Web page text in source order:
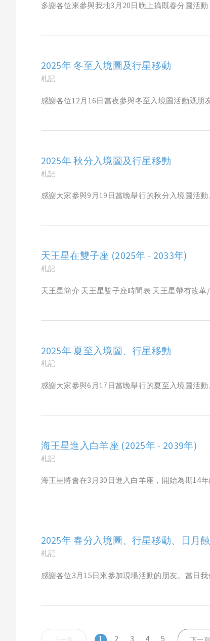
多謝各位來參與我地3月20日晚上搞既春分圖活
2025年 冬至入境圖及行星移動
札記
感謝各位12月16日當夜參與冬至入境圖活動既朋
2025年 秋分入境圖及行星移動
札記
感謝大家參與9月19日當晚舉行的秋分入境圖活
天王星在雙子座 (2025年 - 2033年)
札記
天王星簡介 天王星雙子座時間表 天王星帶有改
2025年 夏至入境圖、行星移動
札記
感謝大家參與6月17日當晚舉行的夏至入境圖活
海王星進入白羊座 (2025年 - 2039年)
札記
海王星將會在3月30日進入白羊座，開始為期14
2025年 春分入境圖、行星移動、日月蝕
札記
感謝各位3月15日來參加現場活動的朋友。當日
1 2 3 4 5